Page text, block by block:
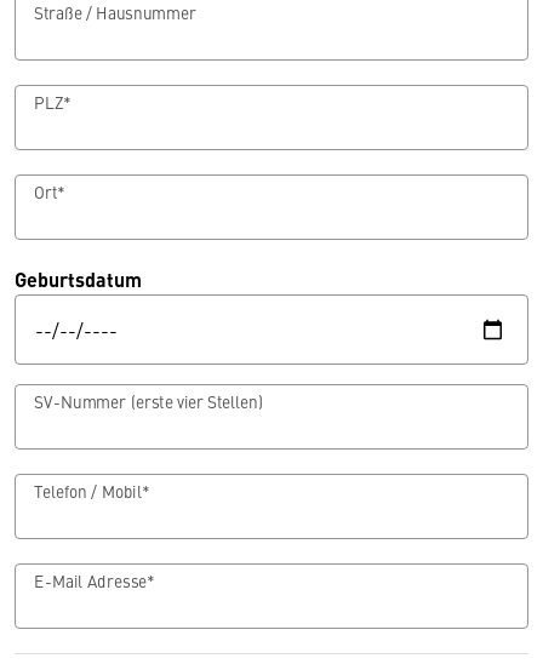
Straße / Hausnummer
PLZ*
Ort*
Geburtsdatum
SV-Nummer (erste vier Stellen)
Telefon / Mobil*
E-Mail Adresse*